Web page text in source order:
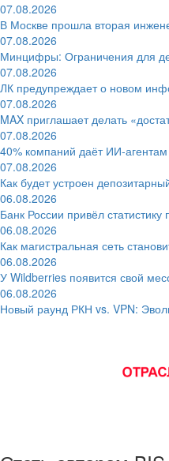
07.08.2026
В Москве прошла вторая
07.08.2026
Минцифры: Ограничения для
07.08.2026
ЛК предупреждает о новом
07.08.2026
MAX приглашает делать
07.08.2026
40% компаний даёт ИИ‑агентам
07.08.2026
Как будет устроен
06.08.2026
Банк России привёл
06.08.2026
Как магистральная сеть
06.08.2026
У Wildberries появится свой
06.08.2026
Новый раунд РКН vs. VPN: